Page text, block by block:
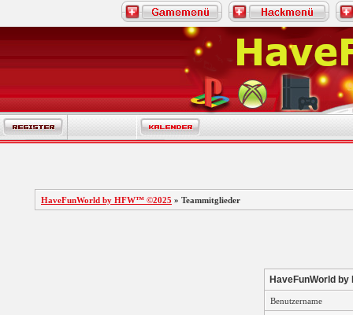
HaveFunWorld by HFW™ ©2025 » Teammitglieder
HaveFunWorld
Benutzername